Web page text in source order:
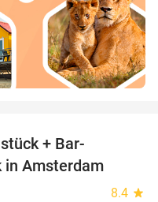
+ Bar-
in Amsterdam
8.4 star